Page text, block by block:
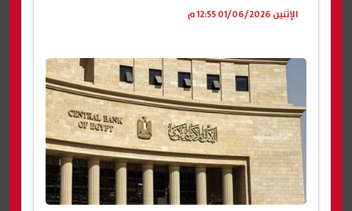
الإثنين 01/06/2026 12:55 م